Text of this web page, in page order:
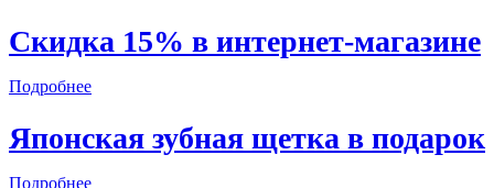
Скидка 15% в интернет-магазине
Подробнее
Японская зубная щетка в подарок
Подробнее